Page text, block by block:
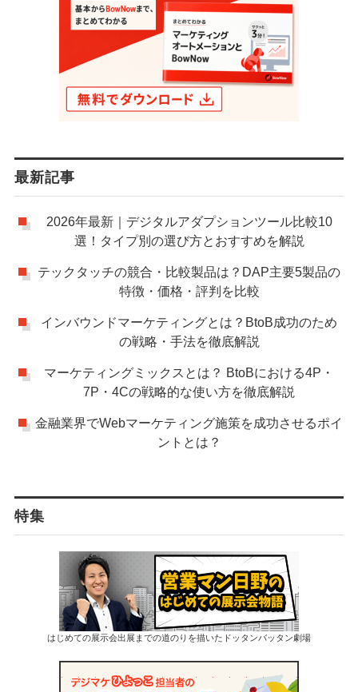
最新記事
2026年最新｜デジタルアダプションツール比較10
選！タイプ別の選び方とおすすめを解説
テックタッチの競合・比較製品は？DAP主要5製品の
特徴・価格・評判を比較
インバウンドマーケティングとは？BtoB成功のため
の戦略・手法を徹底解説
マーケティングミックスとは？ BtoBにおける4P・
7P・4Cの戦略的な使い方を徹底解説
金融業界でWebマーケティング施策を成功させるポイ
ントとは？
特集
はじめての展示会出展までの道のりを描いたドッタンバッタン劇場